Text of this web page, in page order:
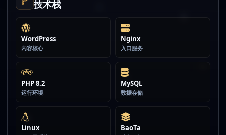
技术栈
WordPress
内容核心
Nginx
入口服务
PHP 8.2
运行环境
MySQL
数据存储
Linux BaoTa